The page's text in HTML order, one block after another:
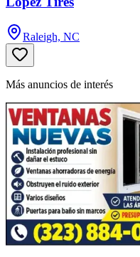
Raleigh, NC
Más anuncios de interés